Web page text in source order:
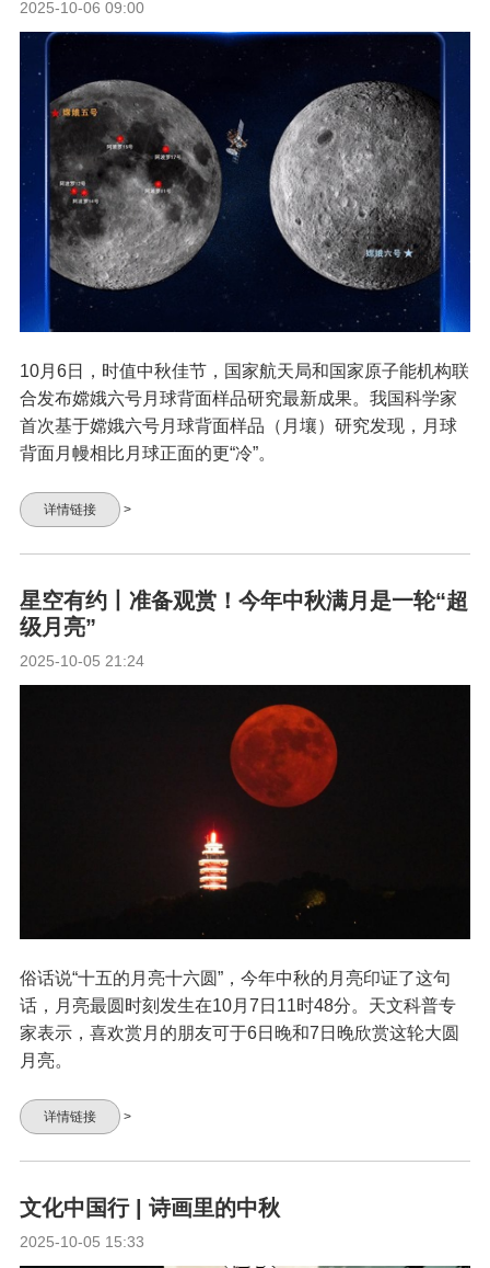
2025-10-06 09:00
10月6日，时值中秋佳节，国家航天局和国家原子能机构联
合发布嫦娥六号月球背面样品研究最新成果。我国科学家
首次基于嫦娥六号月球背面样品（月壤）研究发现，月球
背面月幔相比月球正面的更“冷”。
详情链接 >
星空有约丨准备观赏！今年中秋满月是一轮“超
级月亮”
2025-10-05 21:24
俗话说“十五的月亮十六圆”，今年中秋的月亮印证了这句
话，月亮最圆时刻发生在10月7日11时48分。天文科普专
家表示，喜欢赏月的朋友可于6日晚和7日晚欣赏这轮大圆
月亮。
详情链接 >
文化中国行 | 诗画里的中秋
2025-10-05 15:33